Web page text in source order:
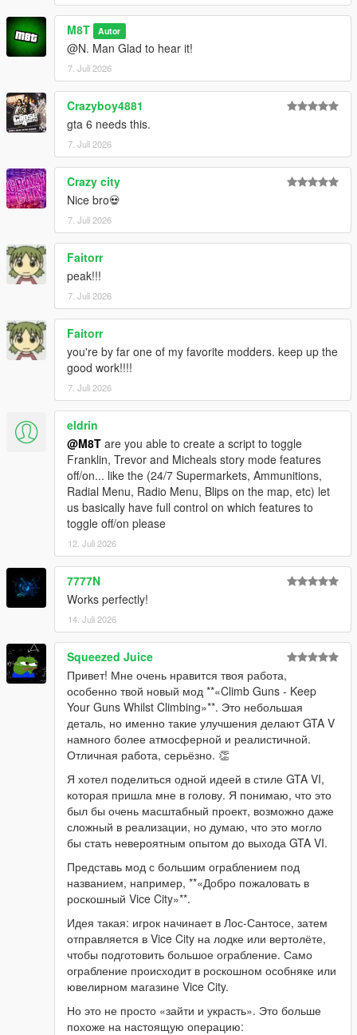
M8T Autor
@N. Man Glad to hear it!
7. Juli 2026
Crazyboy4881
gta 6 needs this.
7. Juli 2026
Crazy city
Nice bro💀
7. Juli 2026
Faitorr
peak!!!
7. Juli 2026
Faitorr
you're by far one of my favorite modders. keep up the
good work!!!!
7. Juli 2026
eldrin
@M8T are you able to create a script to toggle
Franklin, Trevor and Micheals story mode features
off/on... like the (24/7 Supermarkets, Ammunitions,
Radial Menu, Radio Menu, Blips on the map, etc) let
us basically have full control on which features to
toggle off/on please
12. Juli 2026
7777N
Works perfectly!
14. Juli 2026
Squeezed Juice
Привет! Мне очень нравится твоя работа,
особенно твой новый мод **«Climb Guns - Keep
Your Guns Whilst Climbing»**. Это небольшая
деталь, но именно такие улучшения делают GTA V
намного более атмосферной и реалистичной.
Отличная работа, серьёзно. 👏
Я хотел поделиться одной идеей в стиле GTA VI,
которая пришла мне в голову. Я понимаю, что это
был бы очень масштабный проект, возможно даже
сложный в реализации, но думаю, что это могло
бы стать невероятным опытом до выхода GTA VI.
Представь мод с большим ограблением под
названием, например, **«Добро пожаловать в
роскошный Vice City»**.
Идея такая: игрок начинает в Лос-Сантосе, затем
отправляется в Vice City на лодке или вертолёте,
чтобы подготовить большое ограбление. Само
ограбление происходит в роскошном особняке или
ювелирном магазине Vice City.
Но это не просто «зайти и украсть». Это больше
похоже на настоящую операцию: